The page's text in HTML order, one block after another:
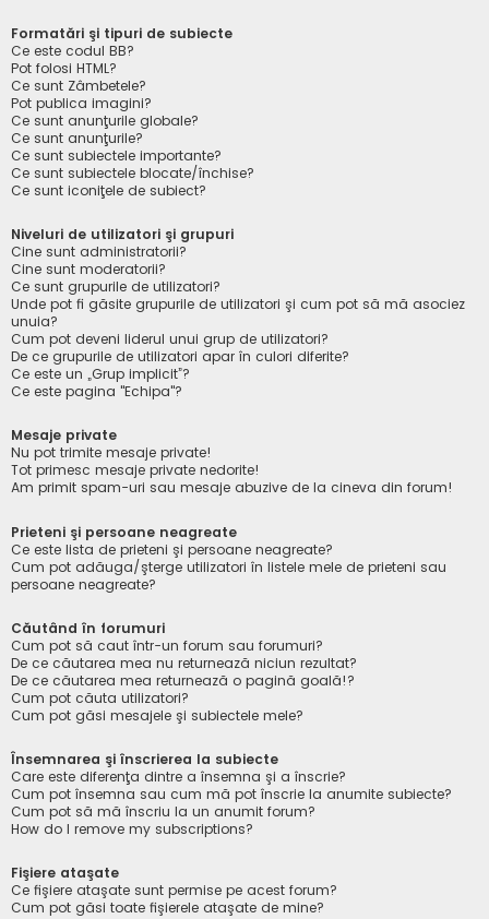
Formatări şi tipuri de subiecte
Ce este codul BB?
Pot folosi HTML?
Ce sunt Zâmbetele?
Pot publica imagini?
Ce sunt anunţurile globale?
Ce sunt anunţurile?
Ce sunt subiectele importante?
Ce sunt subiectele blocate/închise?
Ce sunt iconiţele de subiect?
Niveluri de utilizatori şi grupuri
Cine sunt administratorii?
Cine sunt moderatorii?
Ce sunt grupurile de utilizatori?
Unde pot fi găsite grupurile de utilizatori şi cum pot să mă asociez
unuia?
Cum pot deveni liderul unui grup de utilizatori?
De ce grupurile de utilizatori apar în culori diferite?
Ce este un „Grup implicit”?
Ce este pagina "Echipa"?
Mesaje private
Nu pot trimite mesaje private!
Tot primesc mesaje private nedorite!
Am primit spam-uri sau mesaje abuzive de la cineva din forum!
Prieteni şi persoane neagreate
Ce este lista de prieteni şi persoane neagreate?
Cum pot adăuga/şterge utilizatori în listele mele de prieteni sau
persoane neagreate?
Căutând în forumuri
Cum pot să caut într-un forum sau forumuri?
De ce căutarea mea nu returnează niciun rezultat?
De ce căutarea mea returnează o pagină goală!?
Cum pot căuta utilizatori?
Cum pot găsi mesajele şi subiectele mele?
Însemnarea şi înscrierea la subiecte
Care este diferenţa dintre a însemna şi a înscrie?
Cum pot însemna sau cum mă pot înscrie la anumite subiecte?
Cum pot să mă înscriu la un anumit forum?
How do I remove my subscriptions?
Fişiere ataşate
Ce fişiere ataşate sunt permise pe acest forum?
Cum pot găsi toate fişierele ataşate de mine?